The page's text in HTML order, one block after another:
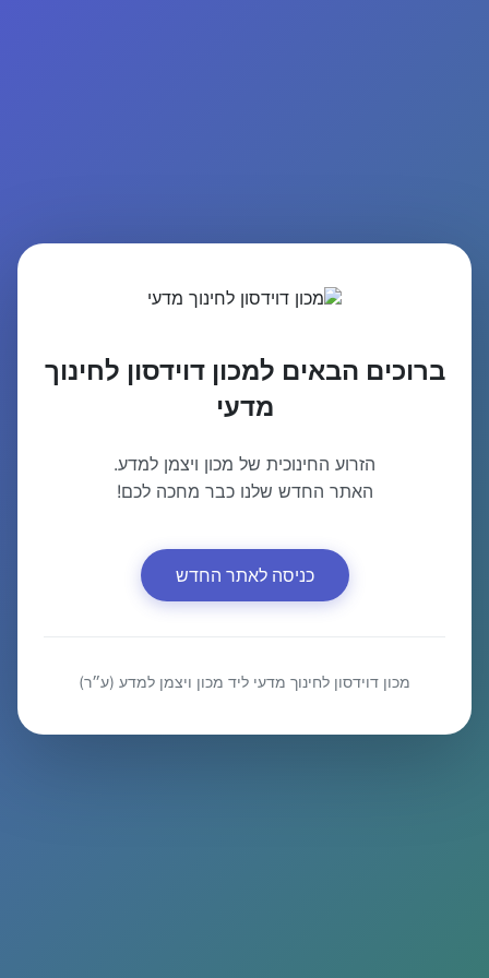
ברוכים הבאים למכון דוידסון לחינוך
מדעי
הזרוע החינוכית של מכון ויצמן למדע.
האתר החדש שלנו כבר מחכה לכם!
כניסה לאתר החדש
מכון דוידסון לחינוך מדעי ליד מכון ויצמן למדע (ע״ר)